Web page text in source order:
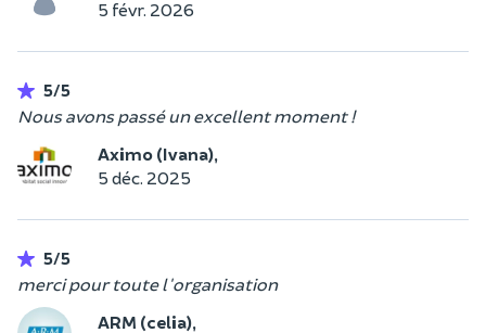
5 févr. 2026
5/5
Nous avons passé un excellent moment !
Aximo (Ivana),
5 déc. 2025
5/5
merci pour toute l'organisation
ARM (celia),